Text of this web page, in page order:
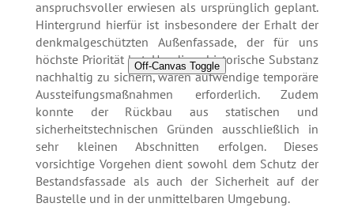
Off-Canvas Toggle
anspruchsvoller erwiesen als ursprünglich geplant.
Hintergrund hierfür ist insbesondere der Erhalt der
denkmalgeschützten Außenfassade, der für uns
höchste Priorität hat. Um diese historische Substanz
nachhaltig zu sichern, waren aufwendige temporäre
Aussteifungsmaßnahmen erforderlich. Zudem
konnte der Rückbau aus statischen und
sicherheitstechnischen Gründen ausschließlich in
sehr kleinen Abschnitten erfolgen. Dieses
vorsichtige Vorgehen dient sowohl dem Schutz der
Bestandsfassade als auch der Sicherheit auf der
Baustelle und in der unmittelbaren Umgebung.